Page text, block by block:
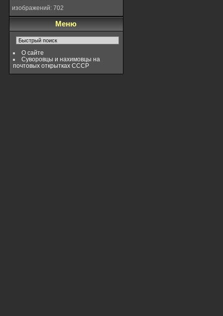
изображений: 702
Меню
О сайте
Суворовцы и нахимовцы на
почтовых открытках СССР